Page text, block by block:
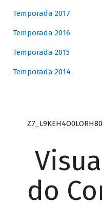
Temporada 2017
Temporada 2016
Temporada 2015
Temporada 2014
do